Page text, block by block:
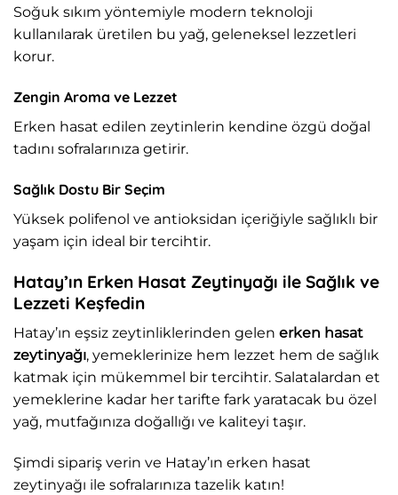
Soğuk sıkım yöntemiyle modern teknoloji
kullanılarak üretilen bu yağ, geleneksel lezzetleri
korur.
Zengin Aroma ve Lezzet
Erken hasat edilen zeytinlerin kendine özgü doğal
tadını sofralarınıza getirir.
Sağlık Dostu Bir Seçim
Yüksek polifenol ve antioksidan içeriğiyle sağlıklı bir
yaşam için ideal bir tercihtir.
Hatay’ın Erken Hasat Zeytinyağı ile Sağlık ve
Lezzeti Keşfedin
Hatay’ın eşsiz zeytinliklerinden gelen erken hasat
zeytinyağı, yemeklerinize hem lezzet hem de sağlık
katmak için mükemmel bir tercihtir. Salatalardan et
yemeklerine kadar her tarifte fark yaratacak bu özel
yağ, mutfağınıza doğallığı ve kaliteyi taşır.
Şimdi sipariş verin ve Hatay’ın erken hasat
zeytinyağı ile sofralarınıza tazelik katın!